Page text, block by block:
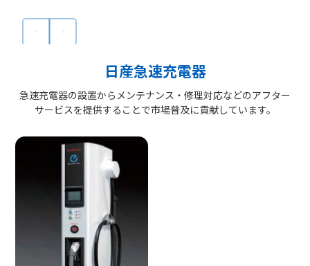
日産急速充電器
急速充電器の設置からメンテナンス・修理対応などのアフター
サービスを提供することで市場普及に貢献しています。